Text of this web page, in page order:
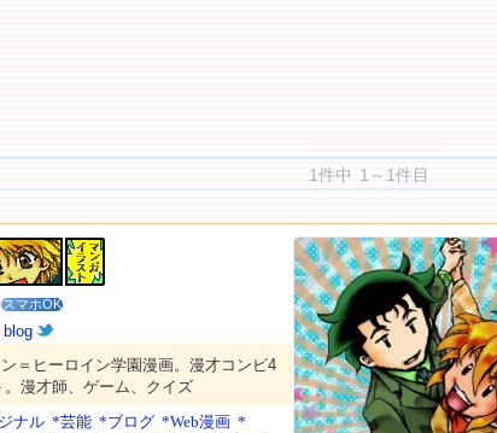
1件中 1～1件目
スマホOK
blog
＝ヒーロイン学園漫画。漫才コンビ4
。漫才師、ゲーム、クイズ
ナル *芸能 *ブログ *Web漫画 *